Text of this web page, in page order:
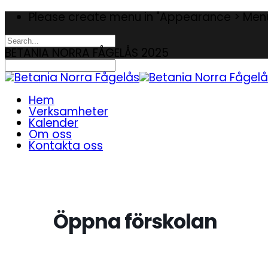
Please create menu in "Appearance >
BETANIA NORRA FÅGELÅS 2025
Hem
Verksamheter
Kalender
Om oss
Kontakta oss
Öppna förskolan